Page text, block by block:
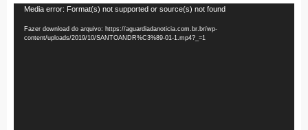
Tocador
de
vídeo
Media error: Format(s) not supported or source(s) not found
Fazer download do arquivo: https://aguardiadanoticia.com.br.br/wp-
content/uploads/2019/10/SANTOANDR%C3%89-01-1.mp4?_=1